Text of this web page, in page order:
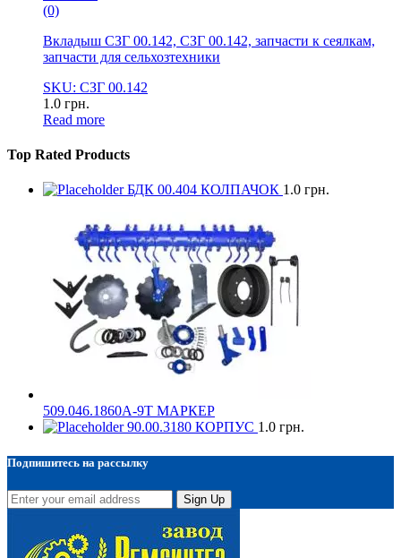
(0)
Вкладыш СЗГ 00.142, СЗГ 00.142, запчасти к сеялкам,
запчасти для сельхозтехники
SKU: СЗГ 00.142
1.0 грн.
Read more
Top Rated Products
БДК 00.404 КОЛПАЧОК 1.0 грн.
509.046.1860А-9Т МАРКЕР
90.00.3180 КОРПУС 1.0 грн.
Подпишитесь на рассылку
Sign Up